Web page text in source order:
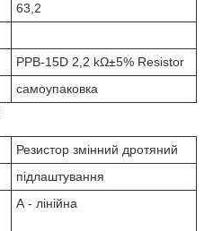
63,2
PPB-15D 2,2 kΩ±5% Resistor
самоупаковка
Резистор змінний дротяний
підлаштування
А - лінійна